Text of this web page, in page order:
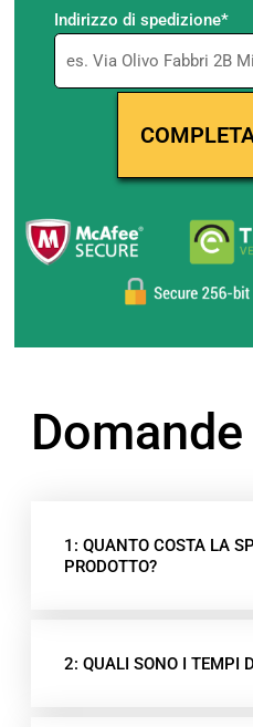
Indirizzo di spedizione*
1: QUANTO COSTA LA
PRODOTTO?
2: QUALI SONO I TEMPI